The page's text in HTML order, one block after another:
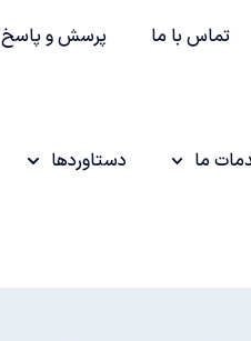
تماس با ما
پرسش و پاسخ
ما دستاوردها